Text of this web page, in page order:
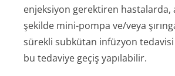
enjeksiyon gerektiren hastalarda,
şekilde mini-pompa ve/veya
sürekli subkütan infüzyon
bu tedaviye geçiş yapılabilir.